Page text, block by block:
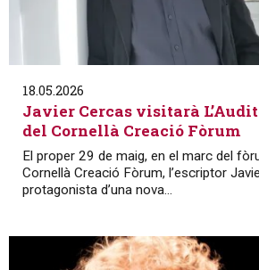
18.05.2026
Javier Cercas visitarà
del Cornellà Creació Fòrum
El proper 29 de maig, en el marc del
Cornellà Creació Fòrum, l’escriptor
protagonista d’una nova...